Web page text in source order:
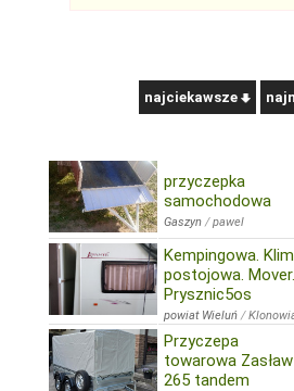
najciekawsze
przyczepka
samochodowa
Gaszyn /pawel
Kempingowa.
postojowa. Mover.
Prysznic5os
powiat Wieluń /
Przyczepa
towarowa Zasław
265 tandem